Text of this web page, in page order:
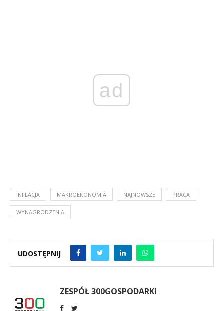
ad
INFLACJA MAKROEKONOMIA NAJNOWSZE PRACA
WYNAGRODZENIA
UDOSTĘPNIJ
ZESPÓŁ 300GOSPODARKI